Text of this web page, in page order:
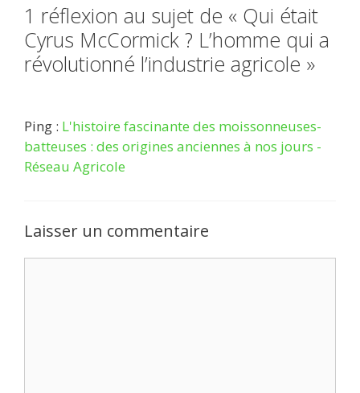
1 réflexion au sujet de « Qui était
Cyrus McCormick ? L’homme qui a
révolutionné l’industrie agricole »
Ping : L'histoire fascinante des moissonneuses-
batteuses : des origines anciennes à nos jours -
Réseau Agricole
Laisser un commentaire